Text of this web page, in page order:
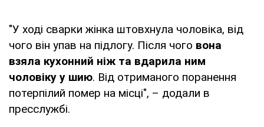
"У ході сварки жінка штовхнула чоловіка, від
чого він упав на підлогу. Після чого вона
взяла кухонний ніж та вдарила ним
чоловіку у шию. Від отриманого поранення
потерпілий помер на місці", – додали в
пресслужбі.